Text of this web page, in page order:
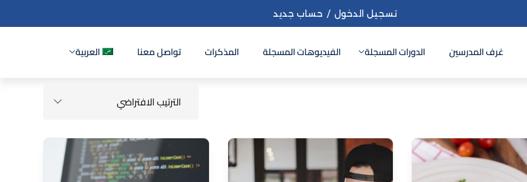
تسجيل الدخول / حساب جديد
غرف المدرسين الدورات المسجلة الفيديوهات المسجلة المذكرات تواصل معنا العربية
Sign in
Don’t have an account? Sign up